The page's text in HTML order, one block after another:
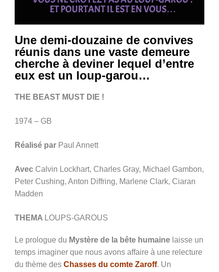
Une demi-douzaine de convives
réunis dans une vaste demeure
cherche à deviner lequel d’entre
eux est un loup-garou…
THE BEAST MUST DIE !
1974 – GB
Réalisé par Paul Annett
Avec Calvin Lockhart, Charles Gray, Michael Gambon,
Peter Cushing, Anton Diffring, Marlene Clark, Ciaran
Madden
THEMA LOUPS-GAROUS
Le prologue du Mystère de la bête humaine laisse un
temps imaginer que nous avons affaire à une relecture
du thème des Chasses du comte Zaroff. Un